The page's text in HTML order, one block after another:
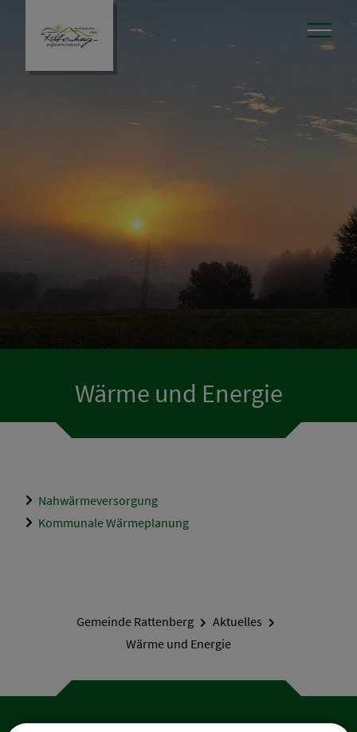
Rathaus
Unser Ort
Wärme und Energie
Nahwärmeversorgung
Kommunale Wärmeplanung
Gemeinde Rattenberg
Aktuelles
Wärme und Energie